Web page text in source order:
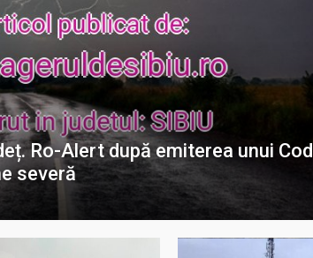
Ro-Alert după emiterea unui Cod
severă